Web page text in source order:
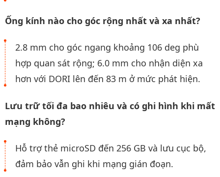
Ống kính nào cho góc rộng nhất và xa nhất?
2.8 mm cho góc ngang khoảng 106 deg phù
hợp quan sát rộng; 6.0 mm cho nhận diện xa
hơn với DORI lên đến 83 m ở mức phát hiện.
Lưu trữ tối đa bao nhiêu và có ghi hình khi mất
mạng không?
Hỗ trợ thẻ microSD đến 256 GB và lưu cục bộ,
đảm bảo vẫn ghi khi mạng gián đoạn.